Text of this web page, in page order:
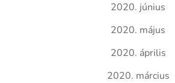
2020. június
2020. május
2020. április
2020. március